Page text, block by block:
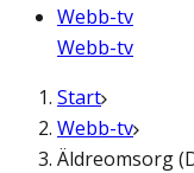
Webb-tv
Webb-tv
Start
Webb-tv
Äldreomsorg